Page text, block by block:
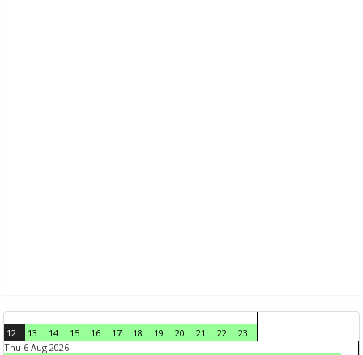
12 13 14 15 16 17 18 19 20 21 22
23
Thu 6 Aug 2026